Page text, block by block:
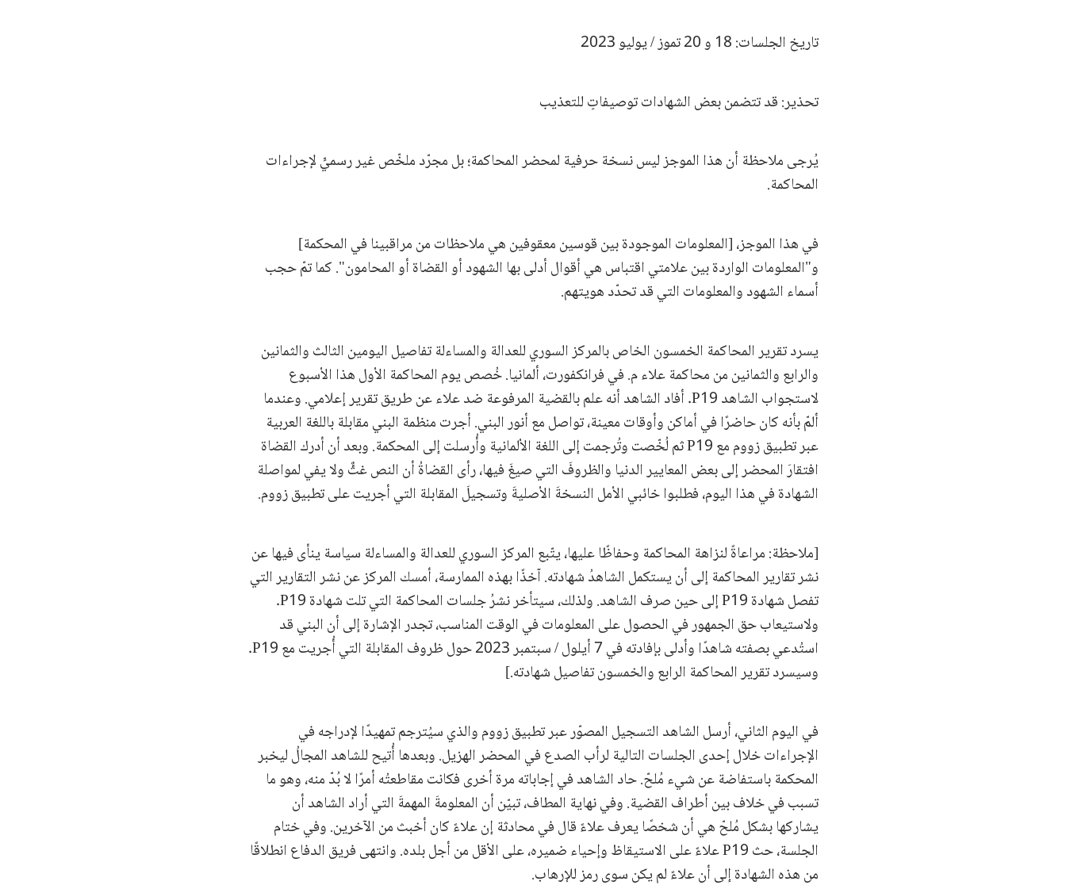
تاريخ الجلسات: 18 و 20 تموز / يوليو 2023
تحذير: قد تتضمن بعض الشهادات توصيفاتٍ للتعذيب
يُرجى ملاحظة أن هذا الموجز ليس نسخة حرفية لمحضر المحاكمة؛ بل مجرّد ملخّص غير رسميٍّ لإجراءات
المحاكمة.
في هذا الموجز، [المعلومات الموجودة بين قوسين معقوفين هي ملاحظات من مراقبينا في المحكمة]
و"المعلومات الواردة بين علامتي اقتباس هي أقوال أدلى بها الشهود أو القضاة أو المحامون". كما تمّ حجب
أسماء الشهود والمعلومات التي قد تحدّد هويتهم.
يسرد تقرير المحاكمة الخمسون الخاص بالمركز السوري للعدالة والمساءلة تفاصيل اليومين الثالث والثمانين
والرابع والثمانين من محاكمة علاء م. في فرانكفورت، ألمانيا. خُصص يوم المحاكمة الأول هذا الأسبوع
لاستجواب الشاهد P19. أفاد الشاهد أنه علم بالقضية المرفوعة ضد علاء عن طريق تقرير إعلامي. وعندما
ألمّ بأنه كان حاضرًا في أماكن وأوقات معينة، تواصل مع أنور البني. أجرت منظمة البني مقابلة باللغة العربية
عبر تطبيق زووم مع P19 ثم لُخّصت وتُرجمت إلى اللغة الألمانية وأُرسلت إلى المحكمة. وبعد أن أدرك القضاة
افتقارَ المحضر إلى بعض المعايير الدنيا والظروفَ التي صيغَ فيها، رأى القضاةُ أن النص غثٌّ ولا يفي لمواصلة
الشهادة في هذا اليوم، فطلبوا خائبي الأمل النسخةَ الأصليةَ وتسجيلَ المقابلة التي أجريت على تطبيق زووم.
[ملاحظة: مراعاةً لنزاهة المحاكمة وحفاظًا عليها، يتّبع المركز السوري للعدالة والمساءلة سياسة ينأى فيها عن
نشر تقارير المحاكمة إلى أن يستكمل الشاهدُ شهادته. آخذًا بهذه الممارسة، أمسك المركز عن نشر التقارير التي
تفصل شهادة P19 إلى حين صرف الشاهد. ولذلك، سيتأخر نشرُ جلسات المحاكمة التي تلت شهادة P19.
ولاستيعاب حق الجمهور في الحصول على المعلومات في الوقت المناسب، تجدر الإشارة إلى أن البني قد
استُدعي بصفته شاهدًا وأدلى بإفادته في 7 أيلول / سبتمبر 2023 حول ظروف المقابلة التي أُجريت مع P19.
وسيسرد تقرير المحاكمة الرابع والخمسون تفاصيل شهادته.]
في اليوم الثاني، أرسل الشاهد التسجيل المصوّر عبر تطبيق زووم والذي سيُترجم تمهيدًا لإدراجه في
الإجراءات خلال إحدى الجلسات التالية لرأب الصدع في المحضر الهزيل. وبعدها أُتيح للشاهد المجالُ ليخبر
المحكمة باستفاضة عن شيء مُلحّ. حاد الشاهد في إجاباته مرة أخرى فكانت مقاطعتُه أمرًا لا بُدّ منه، وهو ما
تسبب في خلاف بين أطراف القضية. وفي نهاية المطاف، تبيّن أن المعلومةَ المهمةَ التي أراد الشاهد أن
يشاركها بشكل مُلحّ هي أن شخصًا يعرف علاءً قال في محادثة إن علاءً كان أخبث من الآخرين. وفي ختام
الجلسة، حث P19 علاءً على الاستيقاظ وإحياء ضميره، على الأقل من أجل بلده. وانتهى فريق الدفاع انطلاقًا
من هذه الشهادة إلى أن علاءً لم يكن سوى رمز للإرهاب.